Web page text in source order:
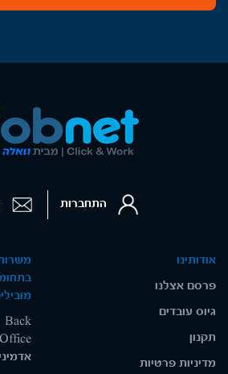
אודותינו
פרסם אצלנו
גיוס עובדים
תקנון
מדיניות פרטיות
Back